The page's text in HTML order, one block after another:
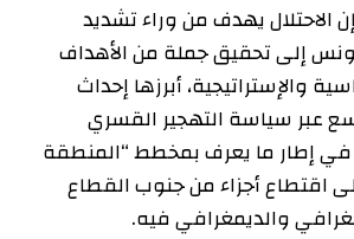
الاحتلال يهدف من وراء تشديد
إلى تحقيق جملة من الأهداف
والإستراتيجية، أبرزها إحداث
عبر سياسة التهجير القسري
في إطار ما يعرف بمخطط “المنطقة
اقتطاع أجزاء من جنوب القطاع
والديمغرافي فيه.